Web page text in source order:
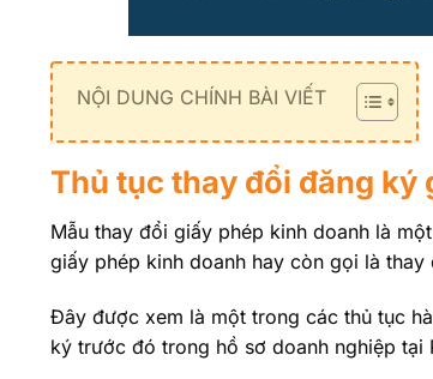
NỘI DUNG CHÍNH BÀI VIẾT
Thủ tục thay đổi đăng ký
Mẫu thay đổi giấy phép kinh doanh là
giấy phép kinh doanh hay còn gọi là
Đây được xem là một trong các thủ tục
ký trước đó trong hồ sơ doanh nghiệp tại